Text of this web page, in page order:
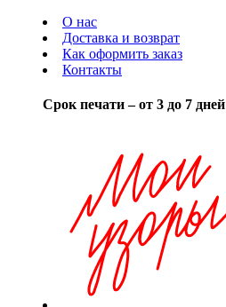
О нас
Доставка и возврат
Как оформить заказ
Контакты
Срок печати – от 3 до 7 дней